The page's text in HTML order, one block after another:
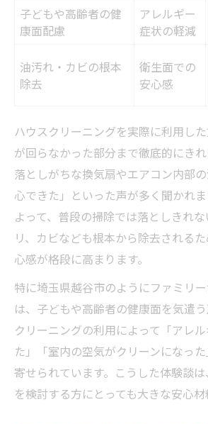
体験談から読み解くサービ
清掃後に実感した変化と気
満足感が高まる理由とその
ハウスクリーニング・キッ
多忙な毎日も変わる清潔生活へ
忙しい家庭向け清掃プラン
時短を叶えるハウスクリー
清潔な住まいで実感する余
キッチンクリーニングで家
多忙な家庭が選ぶ掃除のコツ
子育て家庭に人気の清掃サ
プロによる掃除がもたらす
キッチンクリーニングで守
子どもと過ごす時間を増や
ハウスクリーニング体験で
子どもや高齢者の健
康面配慮
アレルギー
症状の軽減
油汚れ・カビの根本
除去
衛生面での
安心感
ハウスクリーニングを実際に利用し
が回らなかった部分まで徹底的にき
落としがちな換気扇やエアコン内部
心できた」といった声が多く聞かれ
よって、普段の掃除では落としきれ
リ、カビなども根本から除去される
心感が格段に高まります。
特に埼玉県越谷市のようにファミリ
は、子どもや高齢者の健康面を気遣
クリーニングの利用によって「アレ
た」「室内の空気がクリーンになっ
寄せられています。こうした体験談
を検討する方にとっても大きな安心材